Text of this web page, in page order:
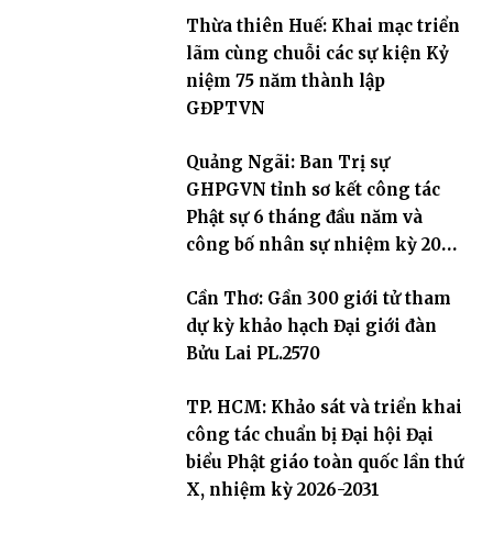
Thừa thiên Huế: Khai mạc triển
lãm cùng chuỗi các sự kiện Kỷ
niệm 75 năm thành lập
GĐPTVN
Quảng Ngãi: Ban Trị sự
GHPGVN tỉnh sơ kết công tác
Phật sự 6 tháng đầu năm và
công bố nhân sự nhiệm kỳ 2026
Cần Thơ: Gần 300 giới tử tham
dự kỳ khảo hạch Đại giới đàn
Bửu Lai PL.2570
TP. HCM: Khảo sát và triển khai
công tác chuẩn bị Đại hội Đại
biểu Phật giáo toàn quốc lần thứ
X, nhiệm kỳ 2026-2031